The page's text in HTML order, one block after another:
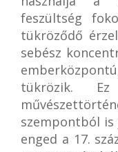
feszültség
tükröződő
sebész
tükrözik.
szempontból
enged a 17.